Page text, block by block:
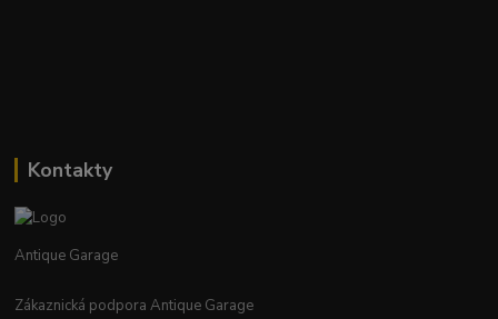
Kontakty
Antique Garage
Zákaznická podpora Antique Garage